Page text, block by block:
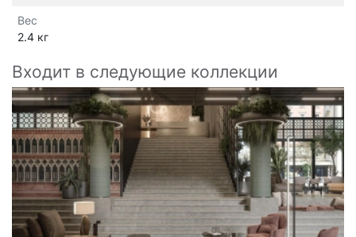
Вес
2.4 кг
Входит в следующие коллекции